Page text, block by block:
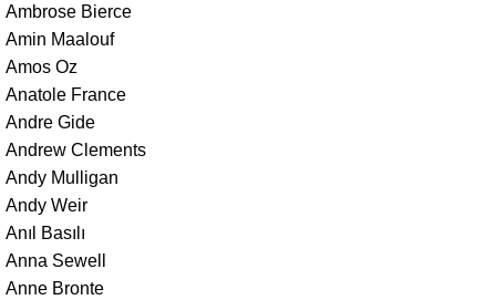
Ambrose Bierce
Amin Maalouf
Amos Oz
Anatole France
Andre Gide
Andrew Clements
Andy Mulligan
Andy Weir
Anıl Basılı
Anna Sewell
Anne Bronte